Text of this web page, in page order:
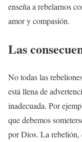
enseña a rebelarnos
amor y compasión.
Las
No todas las
está llena de
inadecuada. Por
que debemos
por Dios. La rebelión,